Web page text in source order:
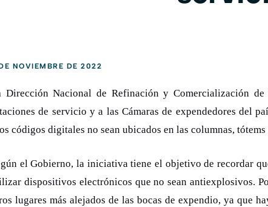
NOVIEMBRE DE 2022
Dirección Nacional de Refinación y Comercialización
de servicio y a las Cámaras de expendedores del
códigos digitales no sean ubicados en las columnas,
el Gobierno, la iniciativa tiene el objetivo de recordar
dispositivos electrónicos que no sean antiexplosivos.
lugares más alejados de las bocas de expendio, ya que